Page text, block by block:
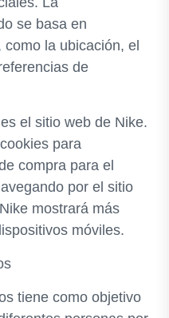
se basa en
la ubicación, el
de
el sitio web de Nike.
para
compra para el
por el sitio
mostrará más
móviles.
tiene como objetivo